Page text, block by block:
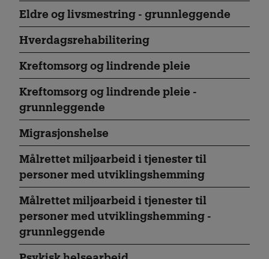
Eldre og livsmestring - grunnleggende
Hverdags­rehabilitering
Kreftomsorg og lindrende pleie
Kreftomsorg og lindrende pleie -
grunnleggende
Migrasjons­helse
Målrettet miljøarbeid i tjenester til
personer med utviklings­hemming
Målrettet miljøarbeid i tjenester til
personer med utviklings­hemming -
grunnleggende